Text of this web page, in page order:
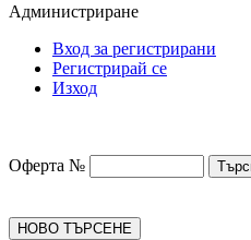
Администриране
Вход за регистрирани
Регистрирай се
Изход
Оферта №
НОВО ТЪРСЕНЕ